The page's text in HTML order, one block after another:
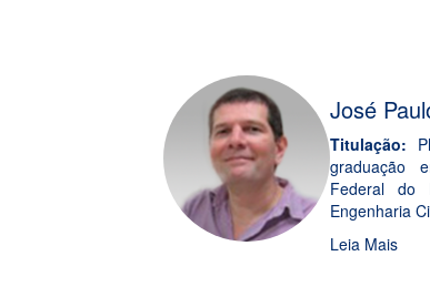
José
Titulação:
graduação
Federal do
Engenharia
Leia Mais